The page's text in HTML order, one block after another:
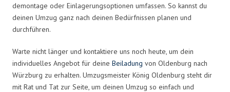
demontage oder Einlagerungsoptionen umfassen. So kannst du
deinen Umzug ganz nach deinen Bedürfnissen planen und
durchführen.
Warte nicht länger und kontaktiere uns noch heute, um dein
individuelles Angebot für deine Beiladung von Oldenburg nach
Würzburg zu erhalten. Umzugsmeister König Oldenburg steht dir
mit Rat und Tat zur Seite, um deinen Umzug so einfach und